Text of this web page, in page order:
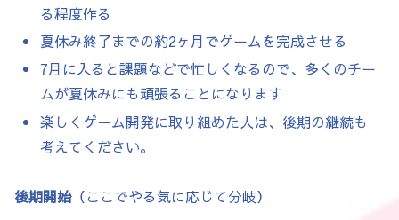
る程度作る
夏休み終了までの約2ヶ月でゲームを完成させる
7月に入ると課題などで忙しくなるので、多くのチー
ムが夏休みにも頑張ることになります
楽しくゲーム開発に取り組めた人は、後期の継続も
考えてください。
後期開始（ここでやる気に応じて分岐）